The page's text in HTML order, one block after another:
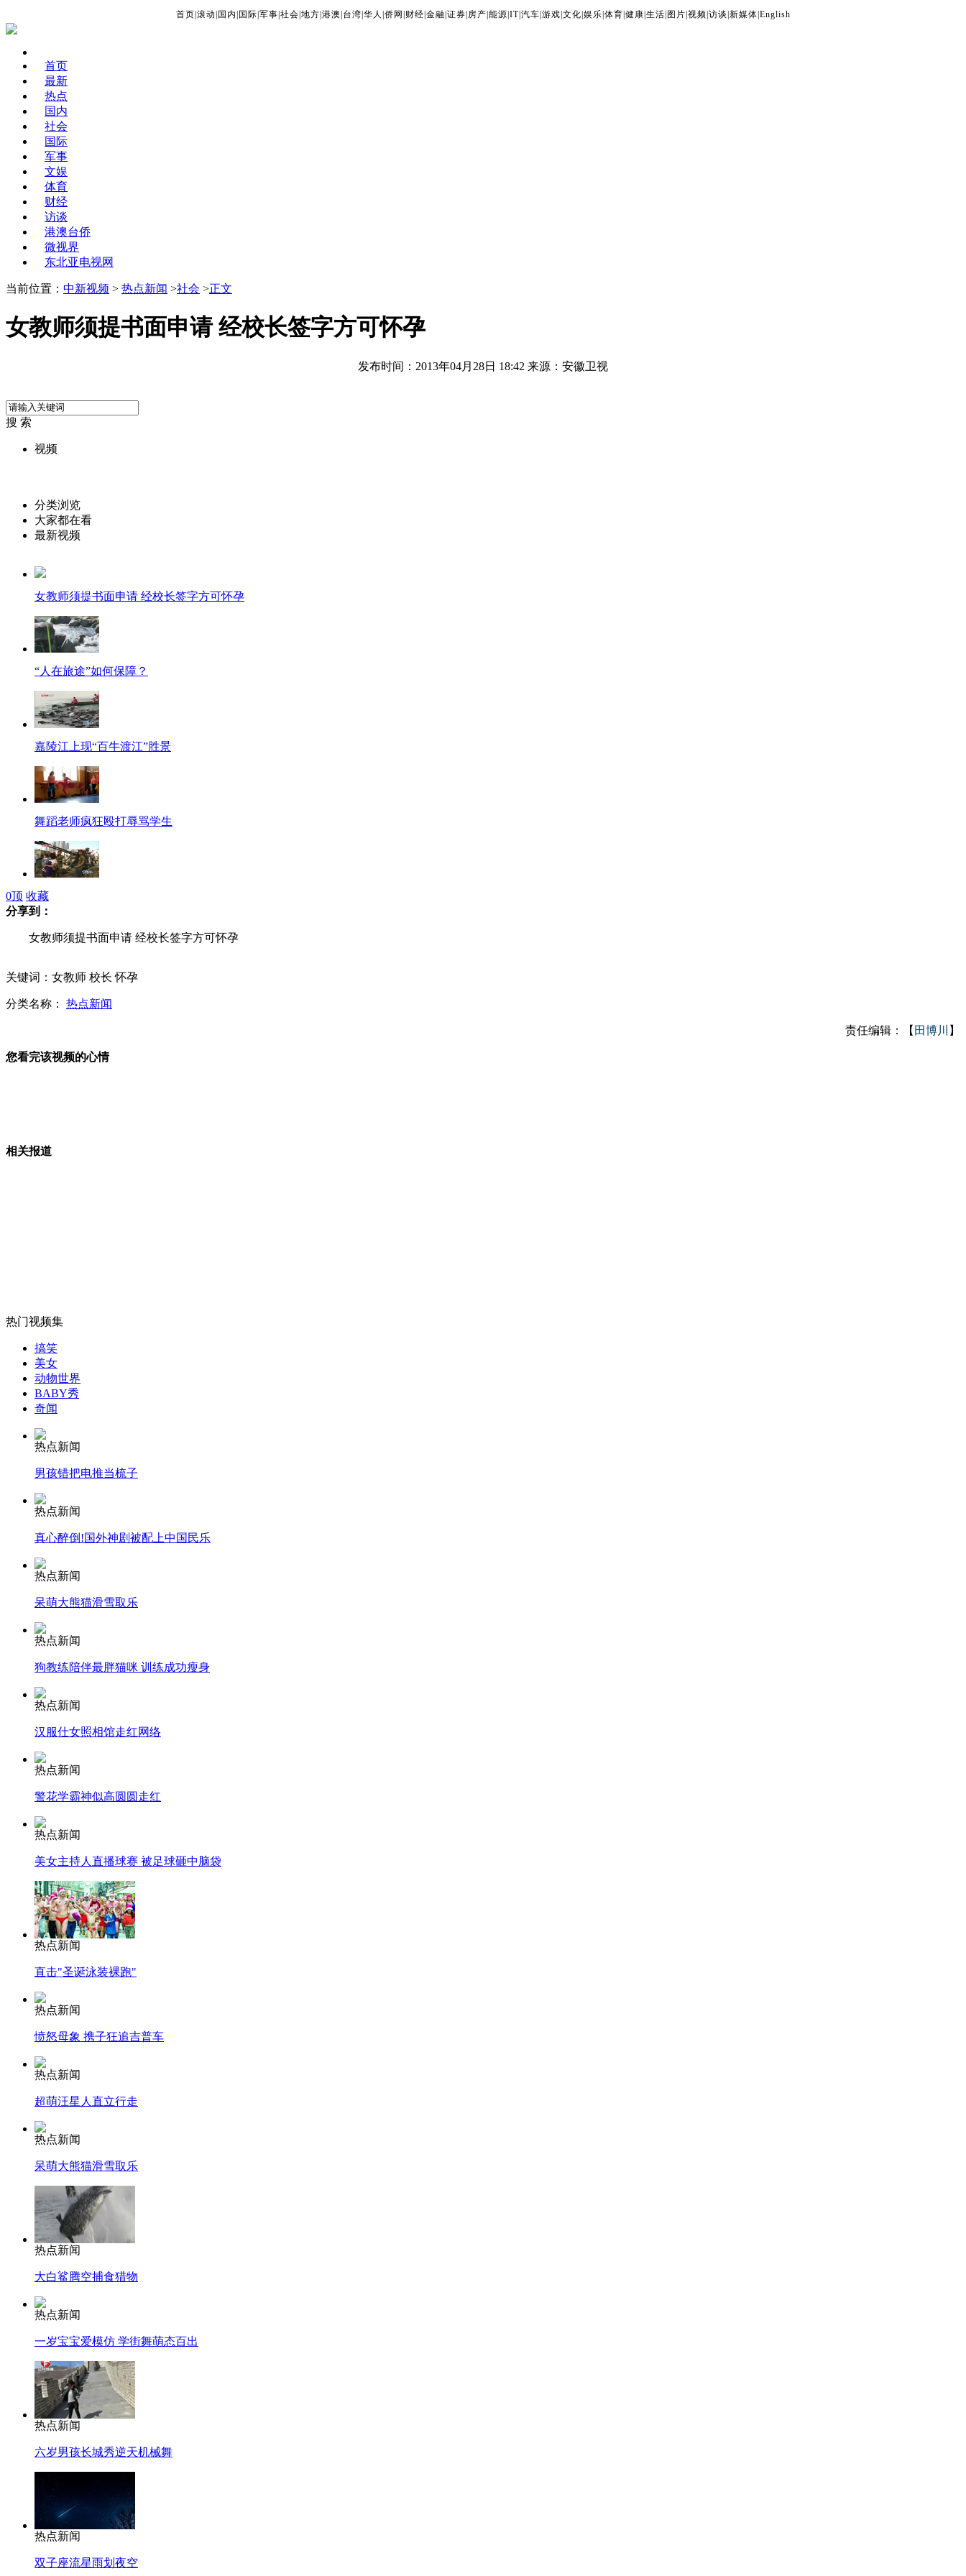
首页 滚动 国内 国际 军事 社会 地方 港澳 台湾 华人 侨网 财经 金融 证券 房产 能源 IT| 汽车 游戏 文化 娱乐 体育 健康 生活 图片 视频 访谈 新媒体 English
首页
最新
热点
国内
社会
国际
军事
文娱
体育
财经
访谈
港澳台侨
微视界
东北亚电视网
当前位置： 中新视频 > 热点新闻 >社会 >正文
女教师须提书面申请 经校长签字方可怀孕
发布时间：2013年04月28日 18:42 来源：安徽卫视
搜 索
视频
分类浏览
大家都在看
最新视频
女教师须提书面申请 经校长签字方可怀孕
“人在旅途”如何保障？
嘉陵江上现“百牛渡江”胜景
舞蹈老师疯狂殴打辱骂学生
国防兵器展首现昆明 退伍老兵感慨今非昔比
新疆314国道车祸1死1伤 百余车辆滞留
山西运城恶犬咬伤多人 警民合力深夜将其击毙
女孩北京地铁殴打老人 痛下狠手拳打脚踢
无痛分娩是否安全 医生回应
外交部：反对强权政治霸凌主义
外交部：有关国家言论片面不公正
走！跟着总书记去植树
消防员救轻生者
纽约上演“枕头大战”
司机酒驾遇交警 急速倒车逃窜
0顶 收藏
分享到：
女教师须提书面申请 经校长签字方可怀孕
关键词：女教师 校长 怀孕
分类名称： 热点新闻
责任编辑：【 田博川 】
您看完该视频的心情
相关报道
热门视频集
搞笑
美女
动物世界
BABY秀
奇闻
热点新闻
男孩错把电推当梳子
热点新闻
真心醉倒!国外神剧被配上中国民乐
热点新闻
呆萌大熊猫滑雪取乐
热点新闻
狗教练陪伴最胖猫咪 训练成功瘦身
热点新闻
汉服仕女照相馆走红网络
热点新闻
警花学霸神似高圆圆走红
热点新闻
美女主持人直播球赛 被足球砸中脑袋
热点新闻
直击"圣诞泳装裸跑"
热点新闻
愤怒母象 携子狂追吉普车
热点新闻
超萌汪星人直立行走
热点新闻
呆萌大熊猫滑雪取乐
热点新闻
大白鲨腾空捕食猎物
热点新闻
一岁宝宝爱模仿 学街舞萌态百出
热点新闻
六岁男孩长城秀逆天机械舞
热点新闻
双子座流星雨划夜空